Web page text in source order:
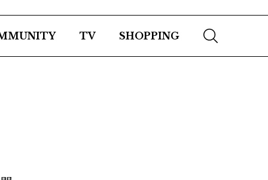
TV SHOPPING